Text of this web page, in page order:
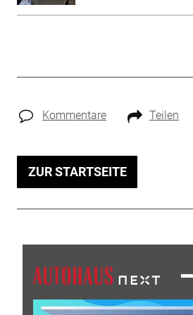
Kommentare Teilen
ZUR STARTSEITE